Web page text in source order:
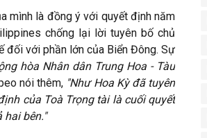
mình là đồng ý với quyết định năm
chống lại lời tuyên bố chủ
đối với phần lớn của Biển Đông. Sự
hòa Nhân dân Trung Hoa - Tàu
nói thêm, "Như Hoa Kỳ đã tuyên
của Toà Trọng tài là cuối quyết
bên."